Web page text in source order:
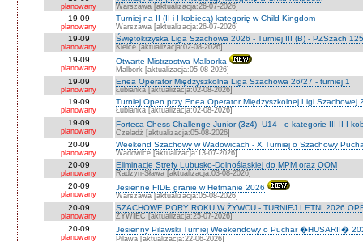
planowany Warszawa [aktualizacja:26-07-2026]
19-09
planowany
Turniej na II (II i I kobiecą) kategorię w Child Kingdom
Warszawa [aktualizacja:26-07-2026]
19-09
planowany
Świętokrzyska Liga Szachowa 2026 - Turniej III (B) - PZSzach
Kielce [aktualizacja:02-08-2026]
19-09
planowany
Otwarte Mistrzostwa Malborka
Malbork [aktualizacja:05-08-2026]
19-09
planowany
Enea Operator Międzyszkolna Liga Szachowa 26/27 - turniej 1
Łubianka [aktualizacja:02-08-2026]
19-09
planowany
Turniej Open przy Enea Operator Międzyszkolnej Ligi Szachowej
Łubianka [aktualizacja:02-08-2026]
19-09
planowany
Forteca Chess Challenge Junior (3z4)- U14 - o kategorie III II I
Czeladź [aktualizacja:05-08-2026]
20-09
planowany
Weekend Szachowy w Wadowicach - X Turniej o Szachowy
Wadowice [aktualizacja:13-07-2026]
20-09
planowany
Eliminacje Strefy Lubusko-Dolnośląskiej do MPM oraz OOM
Radzyn-Sława [aktualizacja:03-08-2026]
20-09
planowany
Jesienne FIDE granie w Hetmanie 2026
Warszawa [aktualizacja:05-08-2026]
20-09
planowany
SZACHOWE PORY ROKU W ŻYWCU - TURNIEJ LETNI 2026
ŻYWIEC [aktualizacja:25-07-2026]
20-09
planowany
Jesienny Pilawski Turniej Weekendowy o Puchar �HUSARII�
Pilawa [aktualizacja:22-06-2026]